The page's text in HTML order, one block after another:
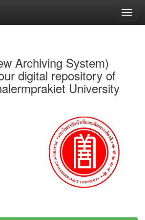
Archiving System)
digital repository of
University